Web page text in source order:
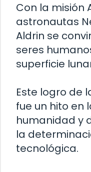
Con la misión
astronautas
Aldrin se
seres
superficie
Este logro de
fue un hito en
humanidad y
la
tecnológica.